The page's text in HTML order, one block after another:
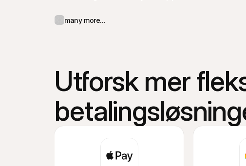
Legger inn din MSN, Vipps Merchant ID, i din Mollie
many more...
Utforsk mer